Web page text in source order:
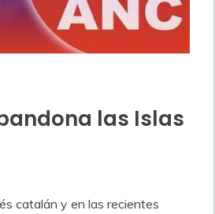
las Islas
catalán y en las recientes